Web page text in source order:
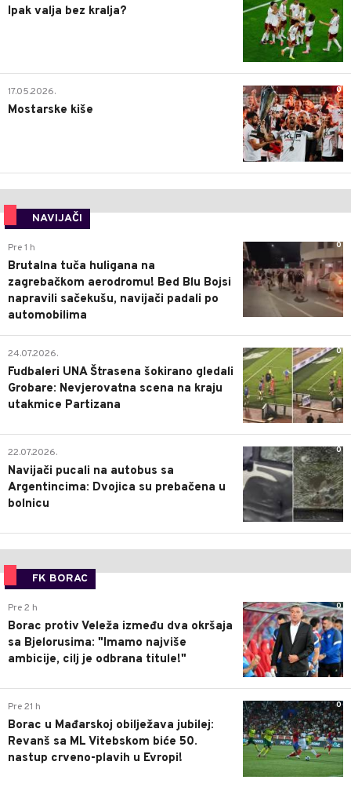
Ipak valja bez kralja?
0
17.05.2026.
Mostarske kiše
NAVIJAČI
0
Pre 1 h
Brutalna tuča huligana na
zagrebačkom aerodromu! Bed Blu Bojsi
napravili sačekušu, navijači padali po
automobilima
0
24.07.2026.
Fudbaleri UNA Štrasena šokirano gledali
Grobare: Nevjerovatna scena na kraju
utakmice Partizana
0
22.07.2026.
Navijači pucali na autobus sa
Argentincima: Dvojica su prebačena u
bolnicu
FK BORAC
0
Pre 2 h
Borac protiv Veleža između dva okršaja
sa Bjelorusima: "Imamo najviše
ambicije, cilj je odbrana titule!"
0
Pre 21 h
Borac u Mađarskoj obilježava jubilej:
Revanš sa ML Vitebskom biće 50.
nastup crveno-plavih u Evropi!